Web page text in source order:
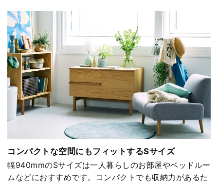
コンパクトな空間にもフィットするSサイズ
幅940mmのSサイズは一人暮らしのお部屋やベッドルー
ムなどにおすすめです。コンパクトでも収納力があるた